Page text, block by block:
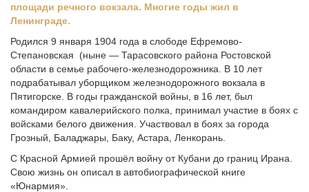
площади речного вокзала. Многие годы жил в
Ленинграде.
Родился 9 января 1904 года в слободе Ефремово-
Степановская (ныне — Тарасовского района Ростовской
области в семье рабочего-железнодорожника. В 10 лет
подрабатывал уборщиком железнодорожного вокзала в
Пятигорске. В годы гражданской войны, в 16 лет, был
командиром кавалерийского полка, принимал участие в боях с
войсками белого движения. Участвовал в боях за города
Грозный, Баладжары, Баку, Астара, Ленкорань.
С Красной Армией прошёл войну от Кубани до границ Ирана.
Свою жизнь он описал в автобиографической книге
«Юнармия».